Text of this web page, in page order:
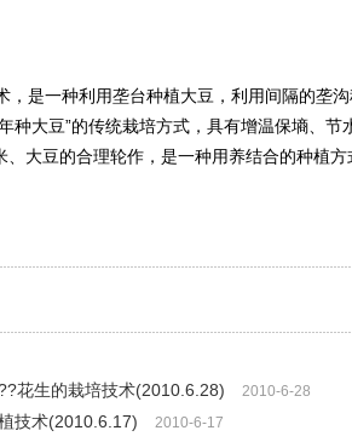
是一种利用垄台种植大豆，利用间隔的垄
种大豆”的传统栽培方式，具有增温保墒、
、大豆的合理轮作，是一种用养结合的种植
花生的栽培技术(2010.6.28)
2010-6-28
技术(2010.6.17) 2010-6-17